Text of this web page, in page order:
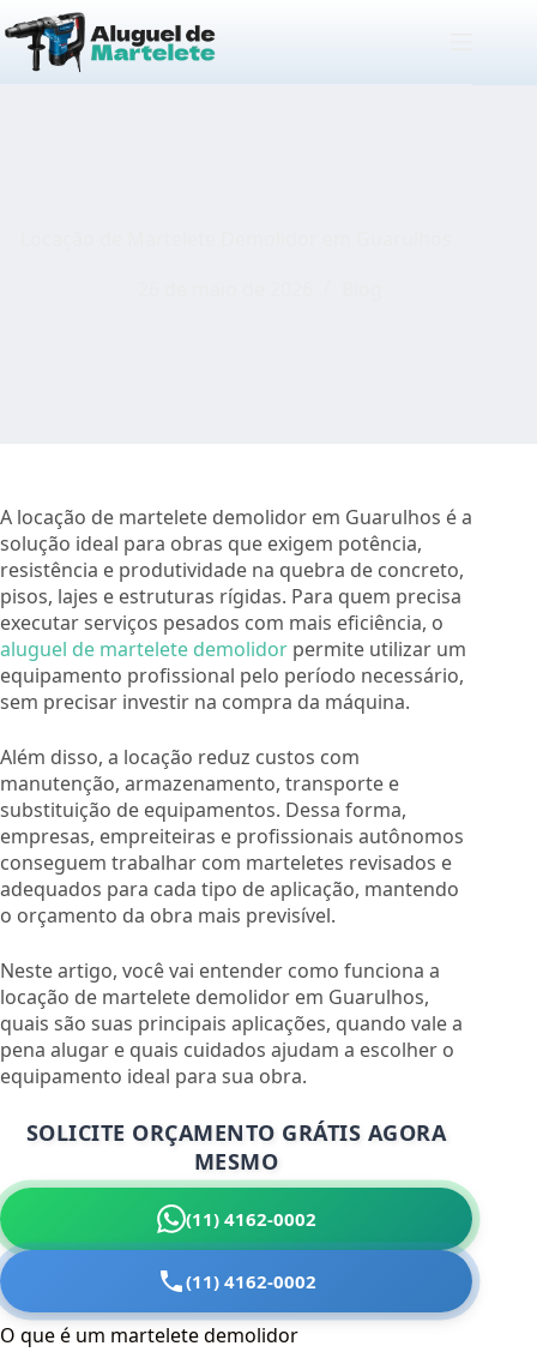
Pular
para
A locação de martelete demolidor em Guarulhos é a
solução ideal para obras que exigem potência,
resistência e produtividade na quebra de concreto,
pisos, lajes e estruturas rígidas. Para quem precisa
executar serviços pesados com mais eficiência, o
aluguel de martelete demolidor permite utilizar um
equipamento profissional pelo período necessário,
sem precisar investir na compra da máquina.
Além disso, a locação reduz custos com
manutenção, armazenamento, transporte e
substituição de equipamentos. Dessa forma,
empresas, empreiteiras e profissionais autônomos
conseguem trabalhar com marteletes revisados e
adequados para cada tipo de aplicação, mantendo
o orçamento da obra mais previsível.
Neste artigo, você vai entender como funciona a
locação de martelete demolidor em Guarulhos,
quais são suas principais aplicações, quando vale a
pena alugar e quais cuidados ajudam a escolher o
equipamento ideal para sua obra.
SOLICITE ORÇAMENTO GRÁTIS AGORA
MESMO
(11) 4162-0002
(11) 4162-0002
O que é um martelete demolidor